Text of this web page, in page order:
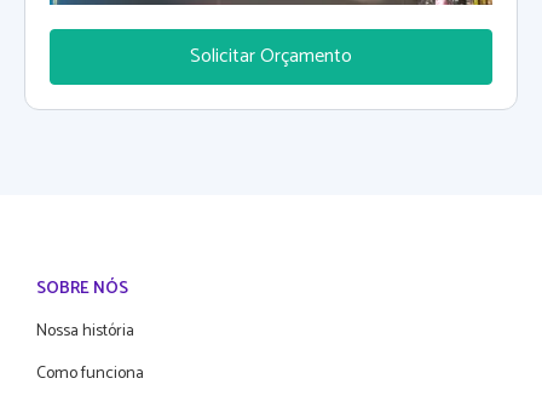
Solicitar Orçamento
SOBRE NÓS
Nossa história
Como funciona